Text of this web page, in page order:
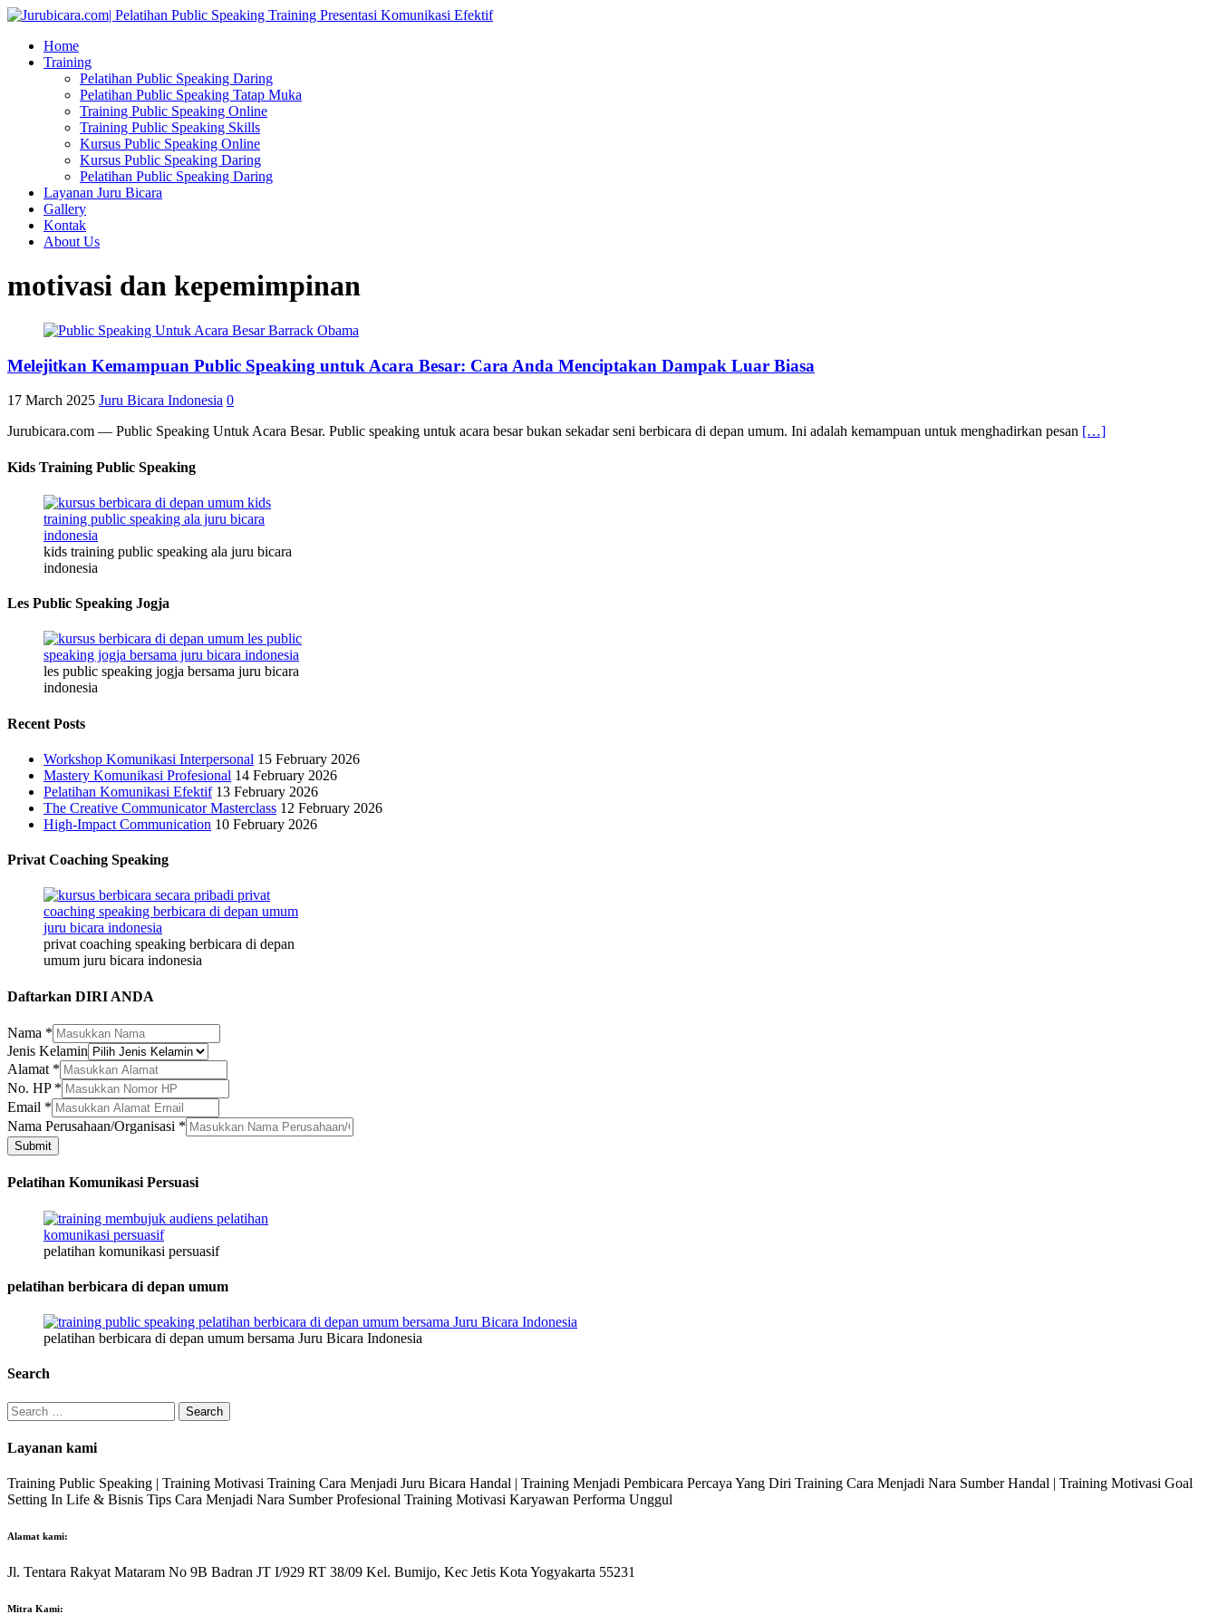
Home
Training
Pelatihan Public Speaking Daring
Pelatihan Public Speaking Tatap Muka
Training Public Speaking Online
Training Public Speaking Skills
Kursus Public Speaking Online
Kursus Public Speaking Daring
Pelatihan Public Speaking Daring
Layanan Juru Bicara
Gallery
Kontak
About Us
motivasi dan kepemimpinan
Melejitkan Kemampuan Public Speaking untuk Acara Besar: Cara Anda Menciptakan Dampak Luar Biasa
17 March 2025 Juru Bicara Indonesia 0
Jurubicara.com — Public Speaking Untuk Acara Besar. Public speaking untuk acara besar bukan sekadar seni berbicara di depan umum. Ini adalah kemampuan untuk menghadirkan pesan […]
Kids Training Public Speaking
kids training public speaking ala juru bicara
indonesia
Les Public Speaking Jogja
les public speaking jogja bersama juru bicara
indonesia
Recent Posts
Workshop Komunikasi Interpersonal 15 February 2026
Mastery Komunikasi Profesional 14 February 2026
Pelatihan Komunikasi Efektif 13 February 2026
The Creative Communicator Masterclass 12 February 2026
High-Impact Communication 10 February 2026
Privat Coaching Speaking
privat coaching speaking berbicara di depan
umum juru bicara indonesia
Daftarkan DIRI ANDA
Nama *
Jenis Kelamin
Alamat *
No. HP *
Perusahaan/Organisasi
Email
Alamat
Email *
Nama Perusahaan/Organisasi *
Submit
Pelatihan Komunikasi Persuasi
pelatihan komunikasi persuasif
pelatihan berbicara di depan umum
pelatihan berbicara di depan umum bersama Juru Bicara Indonesia
Search
Search
for:
Layanan kami
Training Public Speaking | Training Motivasi Training Cara Menjadi Juru Bicara Handal | Training Menjadi Pembicara Percaya Yang Diri Training Cara Menjadi Nara Sumber Handal | Training Motivasi Goal
Setting In Life & Bisnis Tips Cara Menjadi Nara Sumber Profesional Training Motivasi Karyawan Performa Unggul
Alamat kami:
Jl. Tentara Rakyat Mataram No 9B Badran JT I/929 RT 38/09 Kel. Bumijo, Kec Jetis Kota Yogyakarta 55231
Mitra Kami: